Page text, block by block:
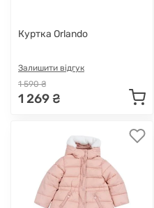
Куртка Orlando
Залишити відгук
1 590 ₴
1 269 ₴